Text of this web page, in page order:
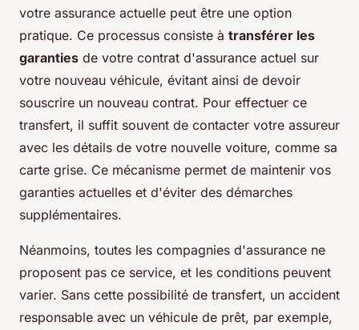
votre assurance actuelle peut être une option
pratique. Ce processus consiste à transférer les
garanties de votre contrat d'assurance actuel sur
votre nouveau véhicule, évitant ainsi de devoir
souscrire un nouveau contrat. Pour effectuer ce
transfert, il suffit souvent de contacter votre assureur
avec les détails de votre nouvelle voiture, comme sa
carte grise. Ce mécanisme permet de maintenir vos
garanties actuelles et d'éviter des démarches
supplémentaires.
Néanmoins, toutes les compagnies d'assurance ne
proposent pas ce service, et les conditions peuvent
varier. Sans cette possibilité de transfert, un accident
responsable avec un véhicule de prêt, par exemple,